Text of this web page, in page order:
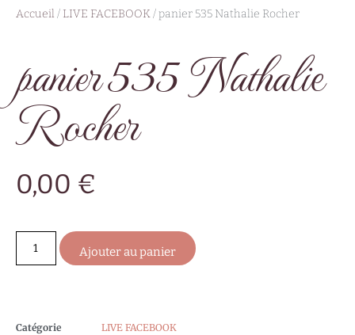
Accueil/ LIVE FACEBOOK/ panier 535 Nathalie Rocher
panier 535 Nathalie
Rocher
0,00 €
Ajouter au panier
Catégorie
LIVE FACEBOOK